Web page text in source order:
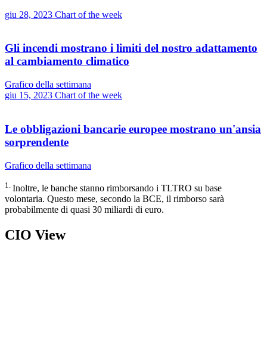
giu 28, 2023 Chart of the week
Gli incendi mostrano i limiti del nostro adattamento
al cambiamento climatico
Grafico della settimana
giu 15, 2023 Chart of the week
Le obbligazioni bancarie europee mostrano un'ansia
sorprendente
Grafico della settimana
1. Inoltre, le banche stanno rimborsando i TLTRO su base
volontaria. Questo mese, secondo la BCE, il rimborso sarà
probabilmente di quasi 30 miliardi di euro.
CIO View